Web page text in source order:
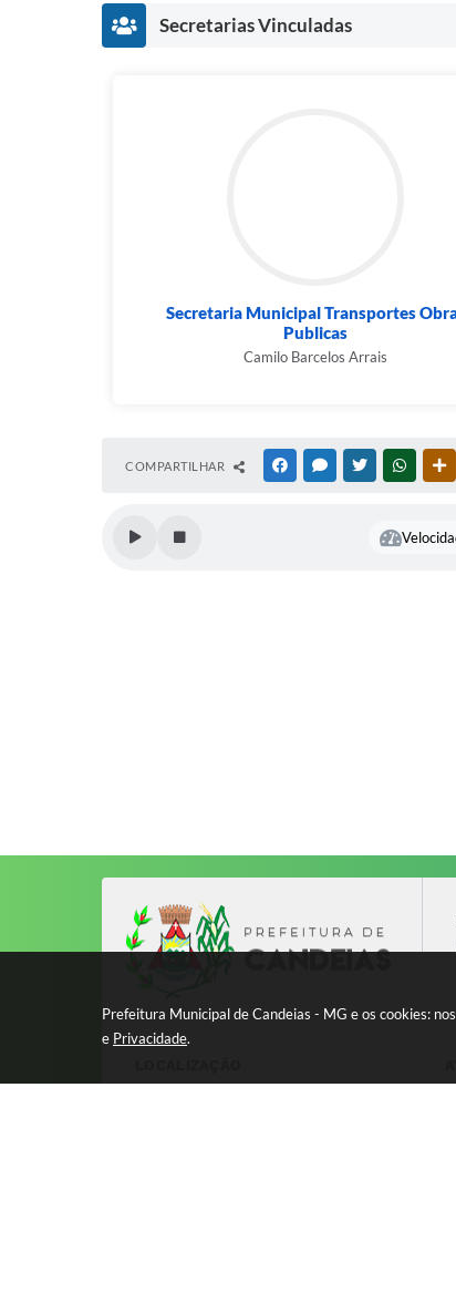
Prefeitura Municipal de Candeias - MG e os cookies:
e Privacidade.
Secretarias Vinculadas
Secretaria Municipal Transportes
Publicas
Camilo Barcelos Arrais
COMPARTILHAR FACEBOOKMESSENGER
TWITTER
Avenida 17 de Dezembro, nº 240